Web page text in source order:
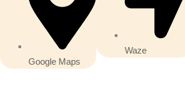
Google Maps
Waze